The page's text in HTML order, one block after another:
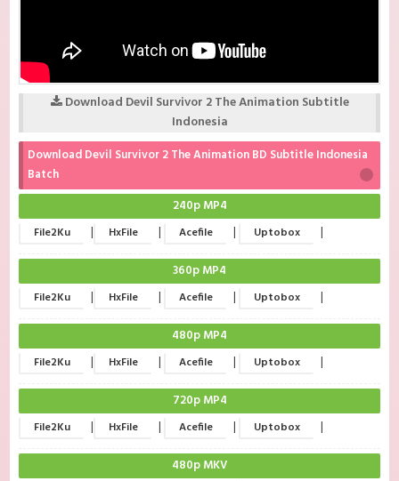
Download Devil Survivor 2 The Animation Subtitle
Indonesia
Download Devil Survivor 2 The Animation BD Subtitle Indonesia
Batch
240p MP4
File2Ku | HxFile | Acefile | Uptobox |
360p MP4
File2Ku | HxFile | Acefile | Uptobox |
480p MP4
File2Ku | HxFile | Acefile | Uptobox |
720p MP4
File2Ku | HxFile | Acefile | Uptobox |
480p MKV